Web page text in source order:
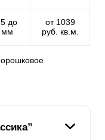
до
мм
от 1039
руб. кв.м.